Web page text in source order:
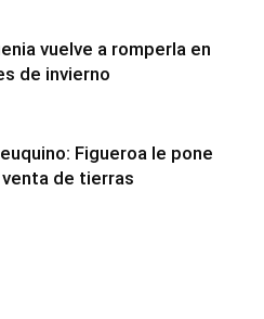
vuelve a romperla en
de invierno
Figueroa le pone
de tierras